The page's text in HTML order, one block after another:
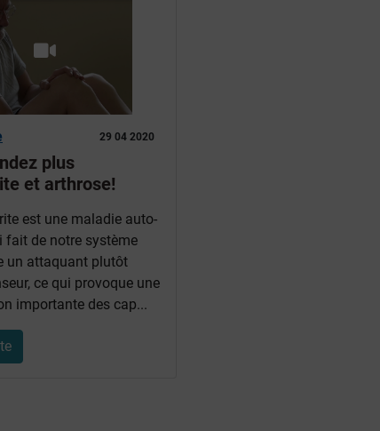
29 04 2020
plus
et arthrose!
est une maladie auto-
fait de notre système
un attaquant plutôt
ce qui provoque une
importante des cap...